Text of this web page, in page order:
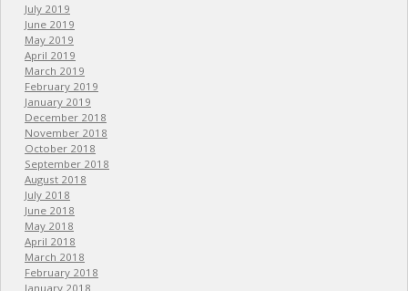
July 2019
June 2019
May 2019
April 2019
March 2019
February 2019
January 2019
December 2018
November 2018
October 2018
September 2018
August 2018
July 2018
June 2018
May 2018
April 2018
March 2018
February 2018
January 2018